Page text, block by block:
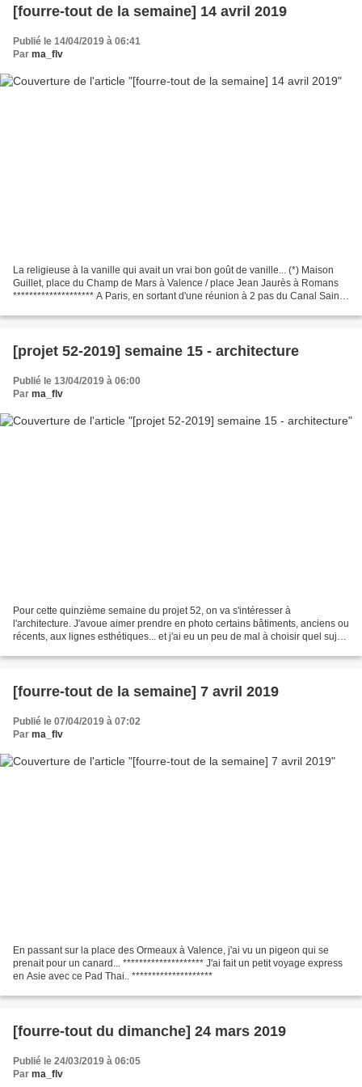
[fourre-tout de la semaine] 14 avril 2019
Publié le 14/04/2019 à 06:41
Par ma_flv
La religieuse à la vanille qui avait un vrai bon goût de vanille... (*) Maison
Guillet, place du Champ de Mars à Valence / place Jean Jaurès à Romans
******************** A Paris, en sortant d'une réunion à 2 pas du Canal Saint
[projet 52-2019] semaine 15 - architecture
Publié le 13/04/2019 à 06:00
Par ma_flv
Pour cette quinzième semaine du projet 52, on va s'intéresser à
l'architecture. J'avoue aimer prendre en photo certains bâtiments, anciens ou
récents, aux lignes esthétiques... et j'ai eu un peu de mal à choisir quel sujet
[fourre-tout de la semaine] 7 avril 2019
Publié le 07/04/2019 à 07:02
Par ma_flv
En passant sur la place des Ormeaux à Valence, j'ai vu un pigeon qui se
prenait pour un canard... ******************** J'ai fait un petit voyage express
en Asie avec ce Pad Thai.. ********************
[fourre-tout du dimanche] 24 mars 2019
Publié le 24/03/2019 à 06:05
Par ma_flv